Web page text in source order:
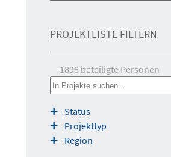
PROJEKTLISTE FILTERN
1898 beteiligte Personen
S
e
a
r
c
Status
Projekttyp
Region